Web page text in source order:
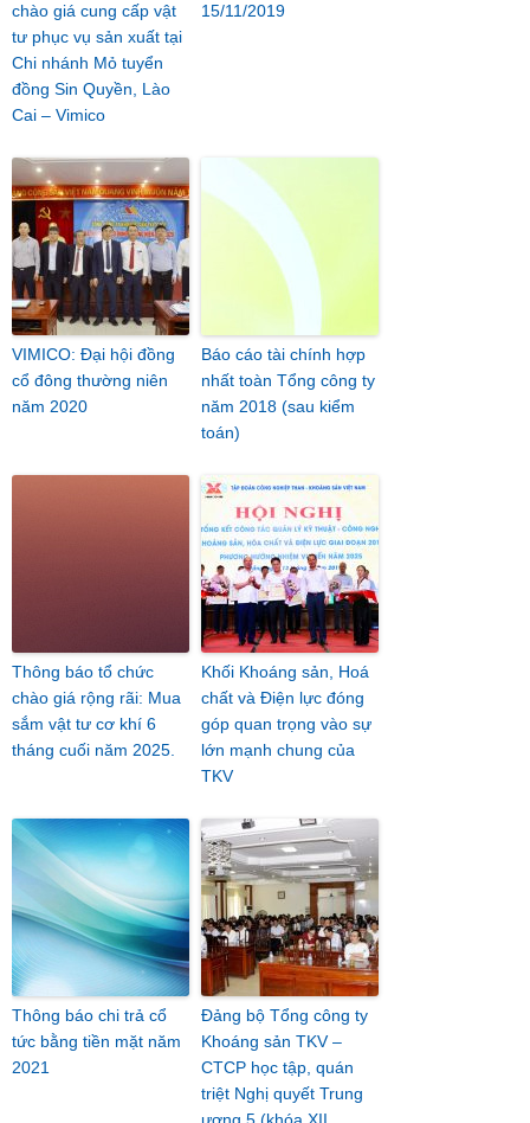
chào giá cung cấp vật
tư phục vụ sản xuất tại
Chi nhánh Mỏ tuyển
đồng Sin Quyền, Lào
Cai – Vimico
15/11/2019
VIMICO: Đại hội đồng
cổ đông thường niên
năm 2020
Báo cáo tài chính hợp
nhất toàn Tổng công ty
năm 2018 (sau kiểm
toán)
Thông báo tổ chức
chào giá rộng rãi: Mua
sắm vật tư cơ khí 6
tháng cuối năm 2025.
Khối Khoáng sản, Hoá
chất và Điện lực đóng
góp quan trọng vào sự
lớn mạnh chung của
TKV
Thông báo chi trả cổ
tức bằng tiền mặt năm
2021
Đảng bộ Tổng công ty
Khoáng sản TKV –
CTCP học tập, quán
triệt Nghị quyết Trung